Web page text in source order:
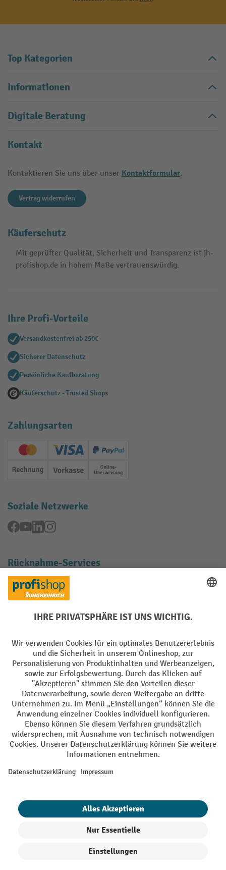
Top Kategorien
Informationen
Digitale Beratung
Kontakt
Kontaktieren Sie uns über unser Kontaktformular.
Vertrag widerrufen
Käuferschutz
Mit geprüfter Qualität, Sicherheit und Transparenz ist jh-
profishop.de in hohem Maße vertrauenswürdig.
Ihre Profi-Vorteile
Versandkostenfrei ab 250€
Sicherer Datenschutz
Persönliche Kaufberatung
Käuferschutz - Trusted Shops
Zahlungsarten
Creditcard (Master)Creditcard (Visa)
PayPal
Rechnung Vorkasse Online-Überweisung
Soziale Netzwerke
Facebook
YouTubeLinkedInInstagram
Rücknahme-Services
Elektrogeräte Rückname
Batterie Rückname
Impressum Datenschutz
Barrierefreiheit Grounding Page Privacy Settings
Alle Preise exkl. gesetzl. Mehrwertsteuer zzgl.Versandkostenund ggf.
Nachnahmegebühren, wenn nicht anders angegeben.
¹ Der Rabatt gilt so lange der Vorrat reicht. Der Rabatt gilt nicht auf
oder Gutscheinen ist nicht möglich. | ² Der Rabatt wird einmalig bei
eingelöst werden. Die Höhe des Rabatts variiert je nach
Produktkategorie und beträgt bis zu 10 % (10 % auf Lager, Umwelt,
Heben | 7% auf Büro). Ausgenommen sind Elektro-Hubwagen,
Ausschluss von Werkzeug. Gilt nicht auf Sonderpreise. Kombination